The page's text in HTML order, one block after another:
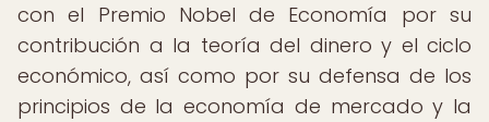
con el Premio Nobel de Economía por su
contribución a la teoría del dinero y el ciclo
económico, así como por su defensa de los
principios de la economía de mercado y la